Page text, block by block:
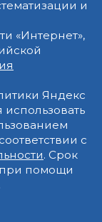
и
«Интернет»,
Яндекс
с
. Срок
помощи